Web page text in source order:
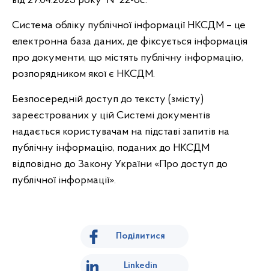
Система обліку публічної інформації НКСДМ – це
електронна база даних, де фіксується інформація
про документи, що містять публічну інформацію,
розпорядником якої є НКСДМ.
Безпосередній доступ до тексту (змісту)
зареєстрованих у цій Системі документів
надається користувачам на підставі запитів на
публічну інформацію, поданих до НКСДМ
відповідно до Закону України «Про доступ до
публічної інформації».
Поділитися
Linkedin